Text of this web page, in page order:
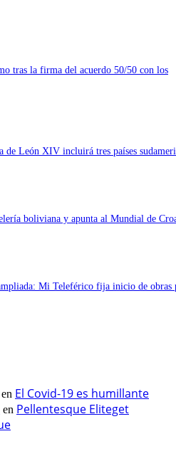
tras la firma del acuerdo 50/50 con los
de León XIV incluirá tres países
boliviana y apunta al Mundial de
Mi Teleférico fija inicio de obras
en El Covid-19 es humillante
en Pellentesque Eliteget